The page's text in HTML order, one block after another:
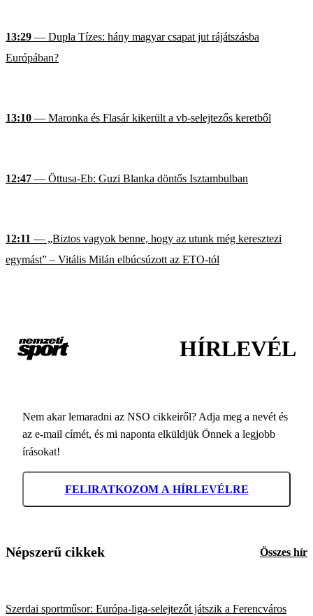
13:29 — Dupla Tízes: hány magyar csapat jut rájátszásba
Európában?
13:10 — Maronka és Flasár kikerült a vb-selejtezős keretből
12:47 — Öttusa-Eb: Guzi Blanka döntős Isztambulban
12:11 — „Biztos vagyok benne, hogy az utunk még keresztezi
egymást” – Vitális Milán elbúcsúzott az ETO-tól
HÍRLEVÉL
Nem akar lemaradni az NSO cikkeiről? Adja meg a nevét és
az e-mail címét, és mi naponta elküldjük Önnek a legjobb
írásokat!
FELIRATKOZOM A HÍRLEVÉLRE
Népszerű cikkek Összes hír
Szerdai sportműsor: Európa-liga-selejtezőt játszik a Ferencváros